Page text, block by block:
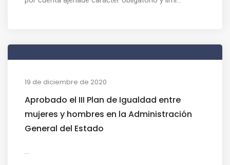
19 de diciembre de 2020
Aprobado el III Plan de Igualdad entre
mujeres y hombres en la Administración
General del Estado
...